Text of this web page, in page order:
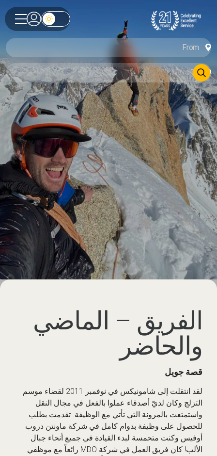
الفريق – الماضي
والحاضر
قصة جويل
لقد انتقلت إلى شامونيكس في نوفمبر 2011 لقضاء موسم
التزلج وكان لديّ أصدقاء عملوا بالفعل في مجال النقل
واستمتعت بالمرونة التي تأتي مع الوظيفة. تقدمت بطلب
للحصول على وظيفة بدوام كامل في شركة ماونتن دروب
أوفيس وكنت متحمسة لبدء القيادة في جميع أنحاء جبال
الألب! كان فريق العمل في شركة MDO رائعاً مع موظفي